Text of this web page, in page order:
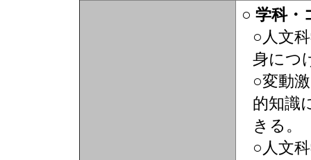
○ 学科・
○人文
身につ
○変動
的知識
きる。
○人文